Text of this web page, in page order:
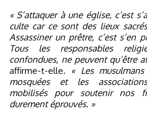
« S’attaquer à une église, c’est
culte car ce sont des lieux
Assassiner un prêtre, c’est s’en
Tous les responsables
confondues, ne peuvent qu’être
affirme-t-elle. « Les
mosquées et les
mobilisés pour soutenir nos
durement éprouvés. »